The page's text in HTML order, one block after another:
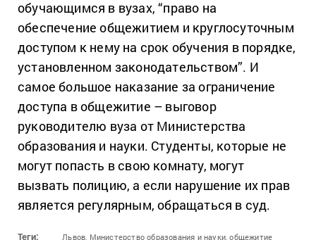
обучающимся в вузах, “право на
обеспечение общежитием и круглосуточным
доступом к нему на срок обучения в порядке,
установленном законодательством”. И
самое большое наказание за ограничение
доступа в общежитие – выговор
руководителю вуза от Министерства
образования и науки. Студенты, которые не
могут попасть в свою комнату, могут
вызвать полицию, а если нарушение их прав
является регулярным, обращаться в суд.
Теги: Львов, Министерство образования и науки, общежитие